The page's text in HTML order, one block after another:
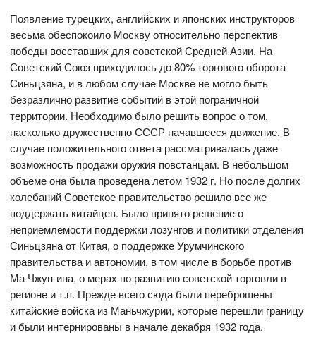
Появление турецких, английских и японских инструкторов
весьма обеспокоило Москву относительно перспектив
победы восставших для советской Средней Азии. На
Советский Союз приходилось до 80% торгового оборота
Синьцзяна, и в любом случае Москве не могло быть
безразлично развитие событий в этой пограничной
территории. Необходимо было решить вопрос о том,
насколько дружественно СССР начавшееся движение. В
случае положительного ответа рассматривалась даже
возможность продажи оружия повстанцам. В небольшом
объеме она была проведена летом 1932 г. Но после долгих
колебаний Советское правительство решило все же
поддержать китайцев. Было принято решение о
неприемлемости поддержки лозунгов и политики отделения
Синьцзяна от Китая, о поддержке Урумчинского
правительства и автономии, в том числе в борьбе против
Ма Чжун-ина, о мерах по развитию советской торговли в
регионе и т.п. Прежде всего сюда были переброшены
китайские войска из Маньчжурии, которые перешли границу
и были интернированы в начале декабря 1932 года.